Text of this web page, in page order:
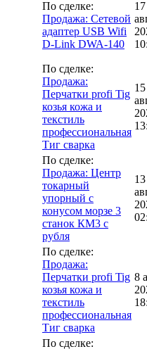
По сделке:
Продажа: Сетевой
адаптер USB Wifi
D-Link DWA-140
17
По сделке:
Продажа:
Перчатки profi Tig
козья кожа и
текстиль
профессиональная
Тиг сварка
15
По сделке:
Продажа: Центр
токарный
упорный с
конусом морзе 3
станок КМ3 с
рубля
13
По сделке:
Продажа:
Перчатки profi Tig
козья кожа и
текстиль
профессиональная
Тиг сварка
8
По сделке: